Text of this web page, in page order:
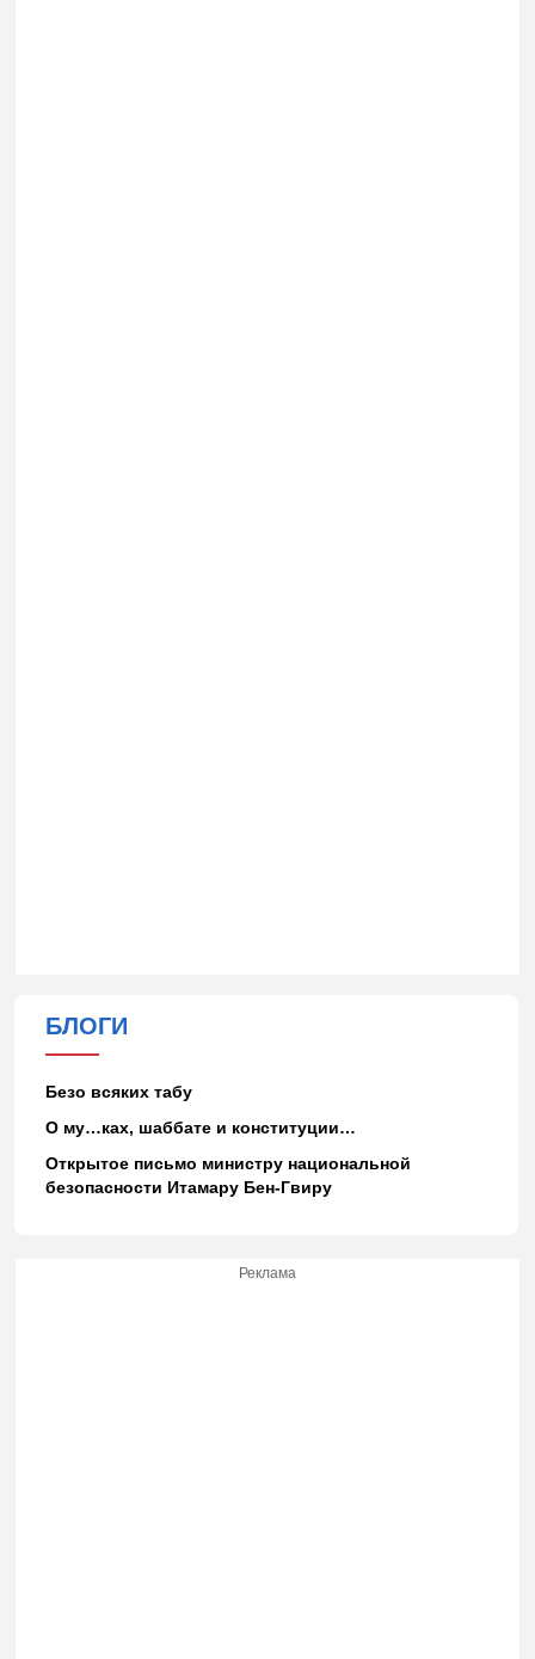
БЛОГИ
Безо всяких табу
О му…ках, шаббате и конституции…
Открытое письмо министру национальной
безопасности Итамару Бен-Гвиру
Реклама